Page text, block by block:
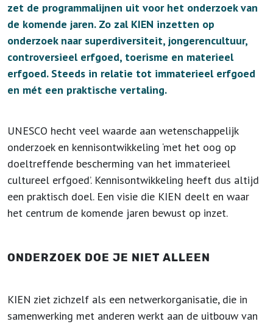
zet de programmalijnen uit voor het onderzoek van
de komende jaren. Zo zal KIEN inzetten op
onderzoek naar superdiversiteit, jongerencultuur,
controversieel erfgoed, toerisme en materieel
erfgoed. Steeds in relatie tot immaterieel erfgoed
en mét een praktische vertaling.
UNESCO hecht veel waarde aan wetenschappelijk
onderzoek en kennisontwikkeling ‘met het oog op
doeltreffende bescherming van het immaterieel
cultureel erfgoed’. Kennisontwikkeling heeft dus altijd
een praktisch doel. Een visie die KIEN deelt en waar
het centrum de komende jaren bewust op inzet.
ONDERZOEK DOE JE NIET ALLEEN
KIEN ziet zichzelf als een netwerkorganisatie, die in
samenwerking met anderen werkt aan de uitbouw van